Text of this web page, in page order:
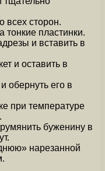
всех сторон.
тонкие пластинки.
и вставить в
и оставить в
обернуть его в
при температуре
буженину в
нарезанной